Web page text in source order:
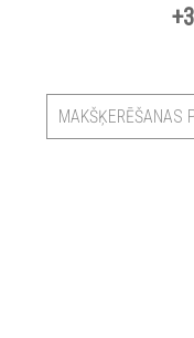
MAKŠĶERĒŠANAS